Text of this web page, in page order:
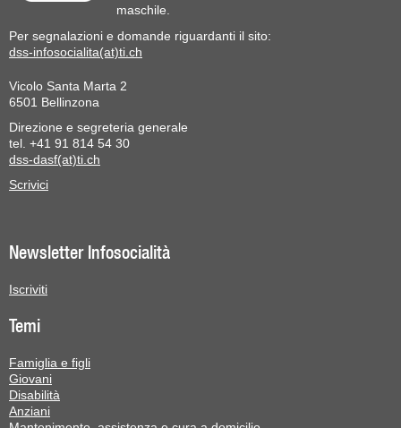
maschile.
Per segnalazioni e domande riguardanti il sito:
dss-infosocialita(at)ti.ch
Vicolo Santa Marta 2
6501 Bellinzona
Direzione e segreteria generale
tel. +41 91 814 54 30
dss-dasf(at)ti.ch
Scrivici
Newsletter Infosocialità
Iscriviti
Temi
Famiglia e figli
Giovani
Disabilità
Anziani